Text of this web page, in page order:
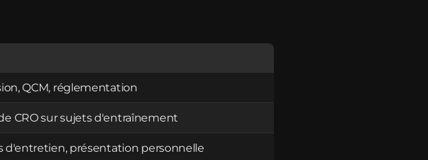
QCM, réglementation
CRO sur sujets d'entraînement
d'entretien, présentation personnelle